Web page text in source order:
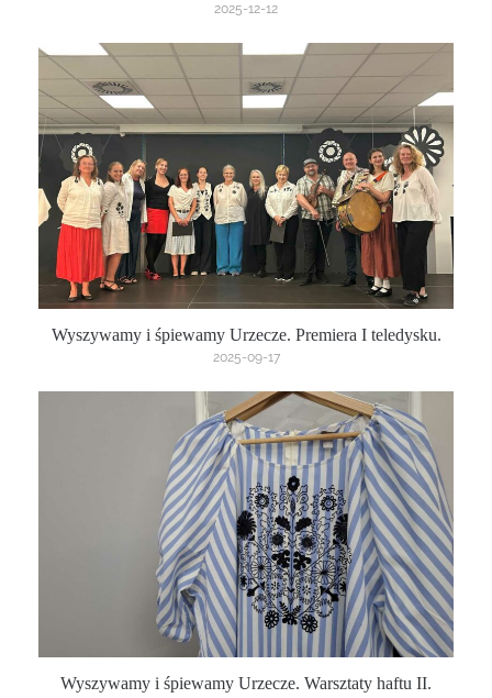
2025-12-12
Wyszywamy i śpiewamy Urzecze. Premiera I teledysku.
2025-09-17
Wyszywamy i śpiewamy Urzecze. Warsztaty haftu II.